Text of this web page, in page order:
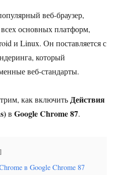
веб-браузер,
основных платформ,
и Linux. Он поставляется с
который
веб-стандарты.
как включить Действия
вGoogle Chrome 87.
в Google Chrome 87